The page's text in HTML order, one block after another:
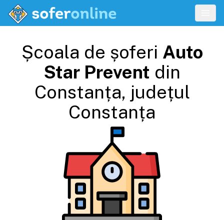
Școala de șoferi Auto
Star Prevent din
Constanța, județul
Constanța